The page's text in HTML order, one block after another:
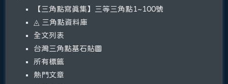
【三角點寫真集】三等三角點1~100號
◬ 三角點資料庫
全文列表
台灣三角點基石貼圖
所有標籤
熱門文章